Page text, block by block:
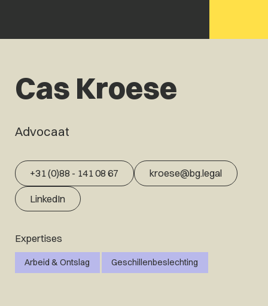
Cas Kroese
Advocaat
+31 (0)88 - 141 08 67 kroese@bg.legal
LinkedIn
Expertises
Arbeid & Ontslag Geschillenbeslechting